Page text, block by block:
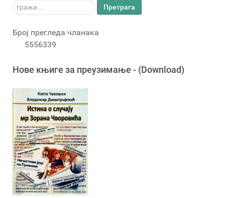
тражи... Претрага
Број прегледа чланака
5556339
Новe књигe за преузимање - (Download)